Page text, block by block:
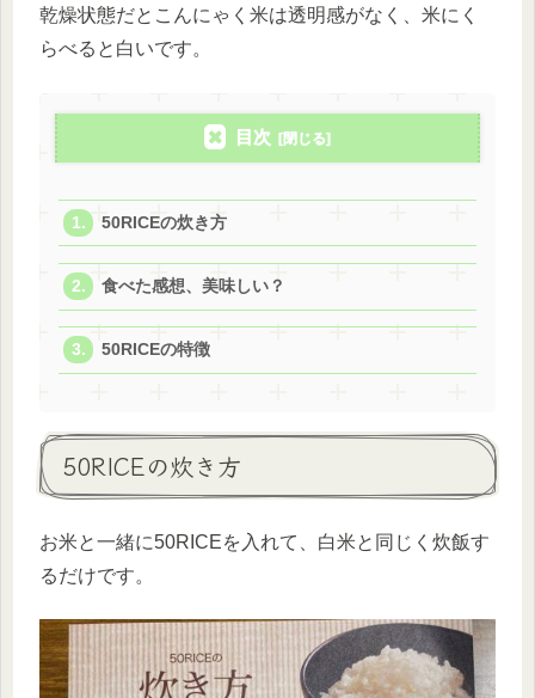
乾燥状態だとこんにゃく米は透明感がなく、米にく
らべると白いです。
目次
50RICEの炊き方
食べた感想、美味しい？
50RICEの特徴
50RICEの炊き方
お米と一緒に50RICEを入れて、白米と同じく炊飯す
るだけです。